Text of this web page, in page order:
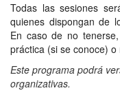
Todas las sesiones
quienes dispongan de
En caso de no
práctica (si se conoce) o
Este programa podrá
organizativas.